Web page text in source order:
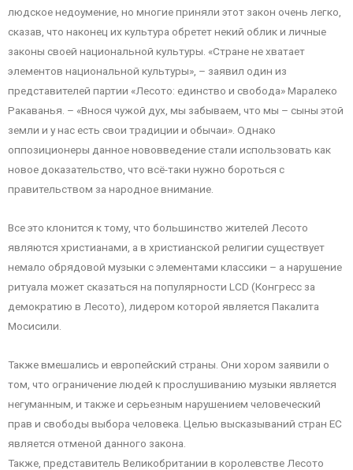
людское недоумение, но многие приняли этот закон очень легко,
сказав, что наконец их культура обретет некий облик и личные
законы своей национальной культуры. «Стране не хватает
элементов национальной культуры», – заявил один из
представителей партии «Лесото: единство и свобода» Маралеко
Ракаванья. – «Внося чужой дух, мы забываем, что мы – сыны этой
земли и у нас есть свои традиции и обычаи». Однако
оппозиционеры данное нововведение стали использовать как
новое доказательство, что всё-таки нужно бороться с
правительством за народное внимание.
Все это клонится к тому, что большинство жителей Лесото
являются христианами, а в христианской религии существует
немало обрядовой музыки с элементами классики – а нарушение
ритуала может сказаться на популярности LCD (Конгресс за
демократию в Лесото), лидером которой является Пакалита
Мосисили.
Также вмешались и европейский страны. Они хором заявили о
том, что ограничение людей к прослушиванию музыки является
негуманным, и также и серьезным нарушением человеческий
прав и свободы выбора человека. Целью высказываний стран ЕС
является отменой данного закона.
Также, представитель Великобритании в королевстве Лесото